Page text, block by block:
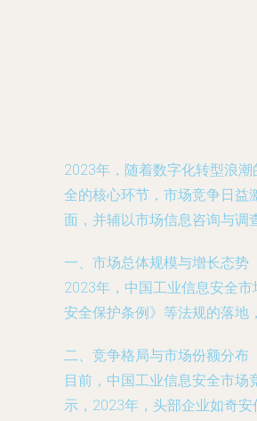
2023年，随着数字化转型浪
全的核心环节，市场竞争日益
面，并辅以市场信息咨询与调
一、市场总体规模与增长态势
2023年，中国工业信息安全
安全保护条例》等法规的落地
二、竞争格局与市场份额分布
目前，中国工业信息安全市
示，2023年，头部企业如奇